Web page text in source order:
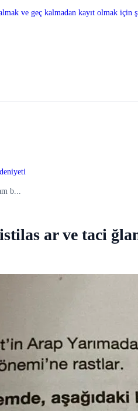
ve geç kalmadan kayıt olmak için
b...
ar ve taci